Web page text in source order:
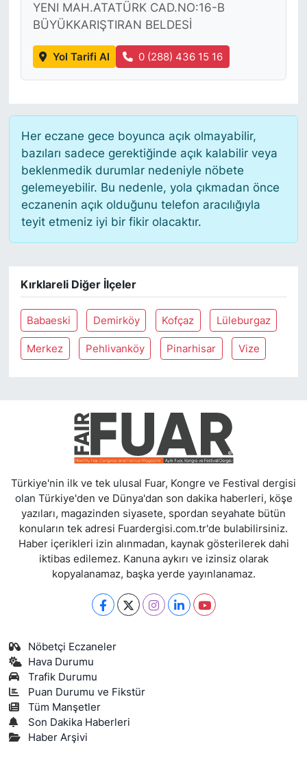
YENI MAH.ATATÜRK CAD.NO:16-B
BÜYÜKKARIŞTIRAN BELDESİ
Yol Tarifi Al 0 (288) 436 15 16
Her eczane gece boyunca açık olmayabilir,
bazıları sadece gerektiğinde açık kalabilir veya
beklenmedik durumlar nedeniyle nöbete
gelemeyebilir. Bu nedenle, yola çıkmadan önce
eczanenin açık olduğunu telefon aracılığıyla
teyit etmeniz iyi bir fikir olacaktır.
Kırklareli Diğer İlçeler
Babaeski Demirköy Kofçaz Lüleburgaz
Merkez Pehlivanköy Pinarhisar Vize
Türkiye'nin ilk ve tek ulusal Fuar, Kongre ve Festival dergisi
olan Türkiye'den ve Dünya'dan son dakika haberleri, köşe
yazıları, magazinden siyasete, spordan seyahate bütün
konuların tek adresi Fuardergisi.com.tr'de bulabilirsiniz.
Haber içerikleri izin alınmadan, kaynak gösterilerek dahi
iktibas edilemez. Kanuna aykırı ve izinsiz olarak
kopyalanamaz, başka yerde yayınlanamaz.
Nöbetçi Eczaneler
Hava Durumu
Trafik Durumu
Puan Durumu ve Fikstür
Tüm Manşetler
Son Dakika Haberleri
Haber Arşivi